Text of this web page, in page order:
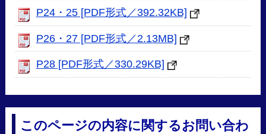
P24・25 [PDF形式／392.32KB]
P26・27 [PDF形式／2.13MB]
P28 [PDF形式／330.29KB]
このページの内容に関するお問い合わ